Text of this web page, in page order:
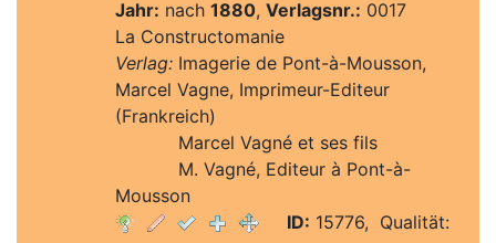
Jahr: nach 1880, Verlagsnr.: 0017
La Constructomanie
Verlag:Imagerie de Pont-à-Mousson,
Marcel Vagne, Imprimeur-Editeur
(Frankreich)
Marcel Vagné et ses fils
M. Vagné, Editeur à Pont-à-
Mousson
ID: 15776, Qualität: